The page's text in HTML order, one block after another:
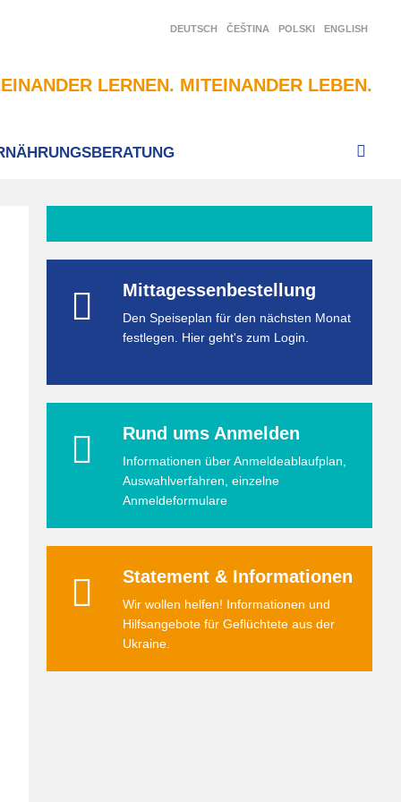
DEUTSCH ČEŠTINA POLSKI ENGLISH
LERNEN. MITEINANDER LEBEN.
Mittagessenbestellung
Den Speiseplan für den nächsten Monat
festlegen. Hier geht's zum Login.
Rund ums Anmelden
Informationen über Anmeldeablaufplan,
Auswahlverfahren, einzelne
Anmeldeformulare
Statement & Informationen
Wir wollen helfen! Informationen und
Hilfsangebote für Geflüchtete aus der
Ukraine.